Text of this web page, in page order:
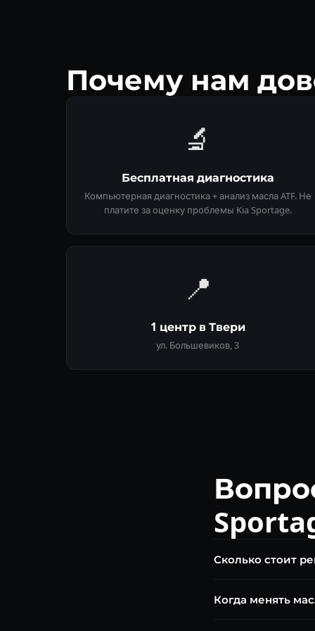
Почему нам
🔬
Бесплатная диагностика
Компьютерная диагностика + анализ масла ATF. Не
платите за оценку проблемы Kia Sportage.
📍
1 центр в Твери
ул. Большевиков, 3
Сколько стоит
ремонт от 25 000 ₽.
Когда менять